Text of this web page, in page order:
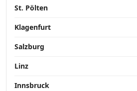
St. Pölten
Klagenfurt
Salzburg
Linz
Innsbruck